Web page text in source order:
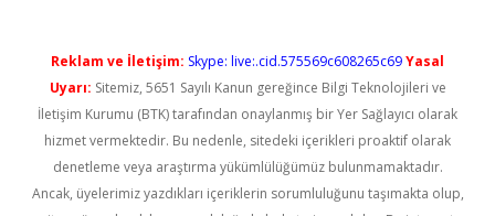
Reklam ve İletişim: Skype: live:.cid.575569c608265c69Yasal
Uyarı: Sitemiz, 5651 Sayılı Kanun gereğince Bilgi Teknolojileri ve
İletişim Kurumu (BTK) tarafından onaylanmış bir Yer Sağlayıcı olarak
hizmet vermektedir. Bu nedenle, sitedeki içerikleri proaktif olarak
denetleme veya araştırma yükümlülüğümüz bulunmamaktadır.
Ancak, üyelerimiz yazdıkları içeriklerin sorumluluğunu taşımakta olup,